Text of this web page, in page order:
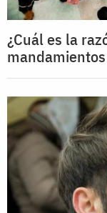
¿Cuál es la